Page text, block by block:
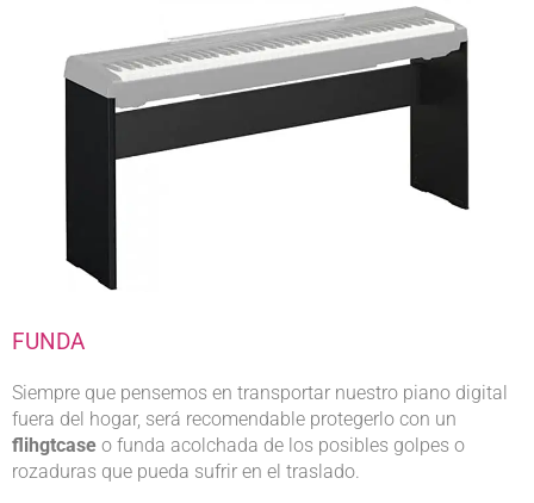
FUNDA
Siempre que pensemos en transportar nuestro piano digital
fuera del hogar, será recomendable protegerlo con un
flihgtcase o funda acolchada de los posibles golpes o
rozaduras que pueda sufrir en el traslado.